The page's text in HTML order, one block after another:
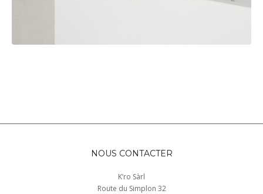
NOUS CONTACTER
K’ro Sàrl
Route du Simplon 32